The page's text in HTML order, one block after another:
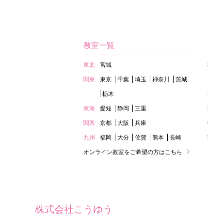
教室一覧
東北
宮城
関東
東京 千葉 埼玉 神奈川
茨城
栃木
東海
愛知 静岡
三重
関西
京都 大阪
兵庫
九州
福岡 大分 佐賀 熊本
長崎
オンライン教室をご希望の方はこちら
株式会社こうゆう